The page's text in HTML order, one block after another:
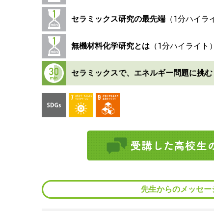
セラミックス研究の最先端
無機材料化学研究とは
セラミックスで、エネルギー問題に挑む
先生からのメッセー